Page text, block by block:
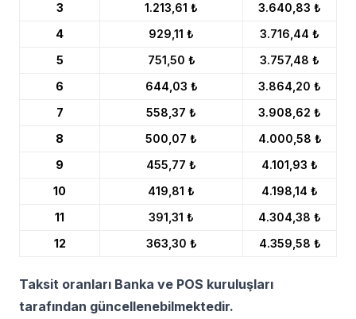
3
1.213,61 ₺
3.640,83 ₺
4
929,11 ₺
3.716,44 ₺
5
751,50 ₺
3.757,48 ₺
6
644,03 ₺
3.864,20 ₺
7
558,37 ₺
3.908,62 ₺
8
500,07 ₺
4.000,58 ₺
9
455,77 ₺
4.101,93 ₺
10
419,81 ₺
4.198,14 ₺
11
391,31 ₺
4.304,38 ₺
12
363,30 ₺ 4.359,58 ₺
Taksit oranları Banka ve POS kuruluşları
tarafından güncellenebilmektedir.